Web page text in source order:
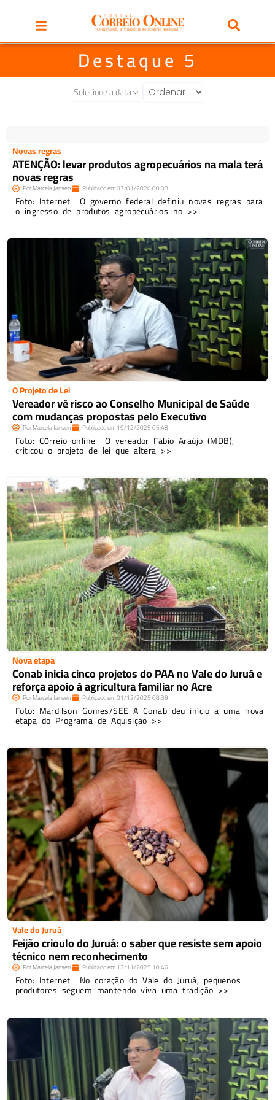
Destaque 5
Selecione a data
Novas regras
ATENÇÃO: levar produtos agropecuários na mala terá
novas regras
PorMarcela Jansen Publicado em07/01/202600:08
Foto: Internet O governo federal definiu novas regras para
o ingresso de produtos agropecuários no >>
O Projeto de Lei
Vereador vê risco ao Conselho Municipal de Saúde
com mudanças propostas pelo Executivo
PorMarcela Jansen Publicado em19/12/202505:48
Foto: C0rreio online O vereador Fábio Araújo (MDB),
criticou o projeto de lei que altera >>
Nova etapa
Conab inicia cinco projetos do PAA no Vale do Juruá e
reforça apoio à agricultura familiar no Acre
PorMarcela Jansen Publicado em01/12/202508:39
Foto: Mardilson Gomes/SEE A Conab deu início a uma nova
etapa do Programa de Aquisição >>
Vale do Juruá
Feijão crioulo do Juruá: o saber que resiste sem apoio
técnico nem reconhecimento
PorMarcela Jansen Publicado em12/11/2025 10:46
Foto: Internet No coração do Vale do Juruá, pequenos
produtores seguem mantendo viva uma tradição >>